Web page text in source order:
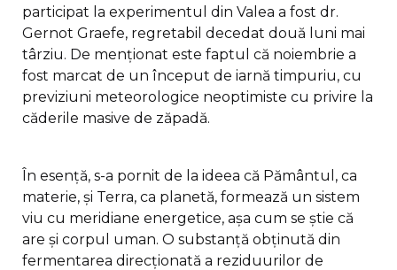
participat la experimentul din Valea a fost dr.
Gernot Graefe, regretabil decedat două luni mai
târziu. De menționat este faptul că noiembrie a
fost marcat de un început de iarnă timpuriu, cu
previziuni meteorologice neoptimiste cu privire la
căderile masive de zăpadă.
În esență, s-a pornit de la ideea că Pământul, ca
materie, și Terra, ca planetă, formează un sistem
viu cu meridiane energetice, așa cum se știe că
are și corpul uman. O substanță obținută din
fermentarea direcționată a reziduurilor de